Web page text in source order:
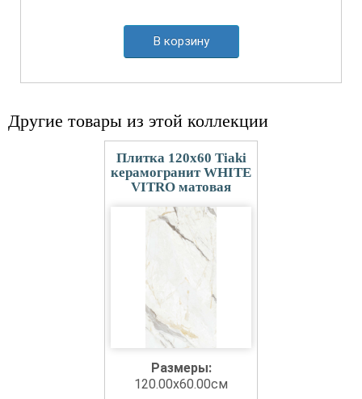
В корзину
Другие товары из этой коллекции
Плитка 120x60 Tiaki
керамогранит WHITE
VITRO матовая
Размеры:
120.00x60.00см